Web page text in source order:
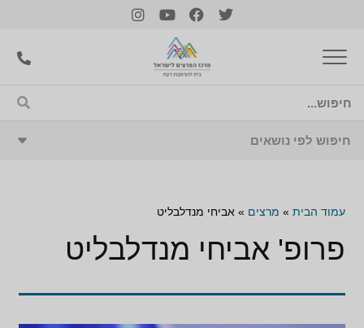
עמוד הבית » מרצים » אביחי מנדלבליט
פרופ' אביחי מנדלבליט